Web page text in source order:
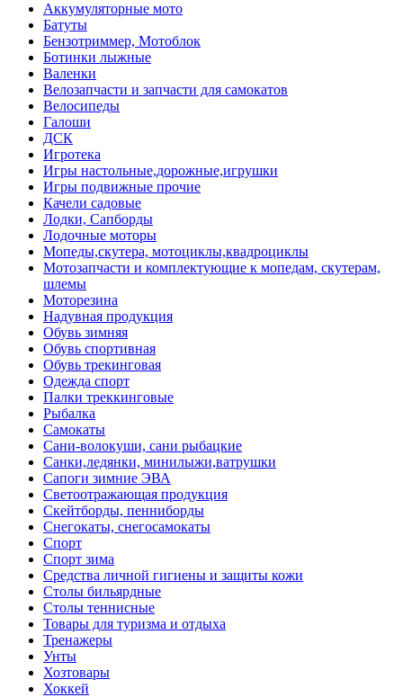
Аккумуляторные мото
Батуты
Бензотриммер, Мотоблок
Ботинки лыжные
Валенки
Велозапчасти и запчасти для самокатов
Велосипеды
Галоши
ДСК
Игротека
Игры настольные,дорожные,игрушки
Игры подвижные прочие
Качели садовые
Лодки, Сапборды
Лодочные моторы
Мопеды,скутера, мотоциклы,квадроциклы
Мотозапчасти и комплектующие к мопедам, скутерам,
шлемы
Моторезина
Надувная продукция
Обувь зимняя
Обувь спортивная
Обувь трекинговая
Одежда спорт
Палки треккинговые
Рыбалка
Самокаты
Сани-волокуши, сани рыбацкие
Санки,ледянки, минилыжи,ватрушки
Сапоги зимние ЭВА
Светоотражающая продукция
Скейтборды, пенниборды
Снегокаты, снегосамокаты
Спорт
Спорт зима
Средства личной гигиены и защиты кожи
Столы бильярдные
Столы теннисные
Товары для туризма и отдыха
Тренажеры
Унты
Хозтовары
Хоккей